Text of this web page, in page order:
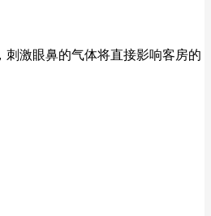
激眼鼻的气体将直接影响客房的